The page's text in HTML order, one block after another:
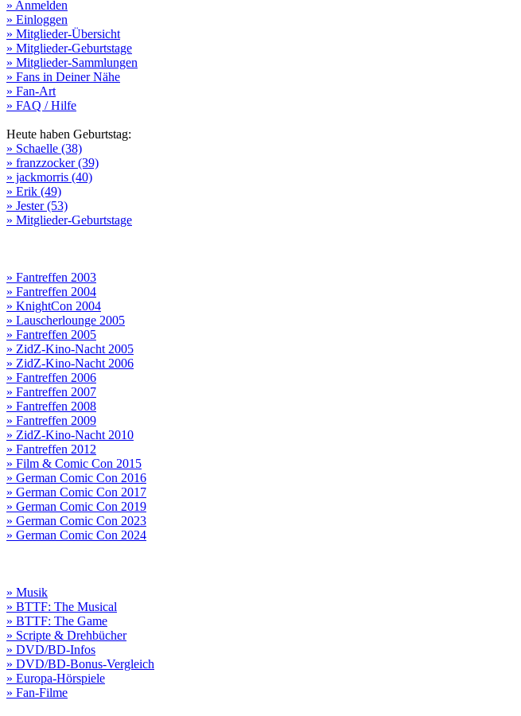
» Anmelden
» Einloggen
» Mitglieder-Übersicht
» Mitglieder-Geburtstage
» Mitglieder-Sammlungen
» Fans in Deiner Nähe
» Fan-Art
» FAQ / Hilfe
Heute haben Geburtstag:
» Schaelle (38)
» franzzocker (39)
» jackmorris (40)
» Erik (49)
» Jester (53)
» Mitglieder-Geburtstage
» Fantreffen 2003
» Fantreffen 2004
» KnightCon 2004
» Lauscherlounge 2005
» Fantreffen 2005
» ZidZ-Kino-Nacht 2005
» ZidZ-Kino-Nacht 2006
» Fantreffen 2006
» Fantreffen 2007
» Fantreffen 2008
» Fantreffen 2009
» ZidZ-Kino-Nacht 2010
» Fantreffen 2012
» Film & Comic Con 2015
» German Comic Con 2016
» German Comic Con 2017
» German Comic Con 2019
» German Comic Con 2023
» German Comic Con 2024
» Musik
» BTTF: The Musical
» BTTF: The Game
» Scripte & Drehbücher
» DVD/BD-Infos
» DVD/BD-Bonus-Vergleich
» Europa-Hörspiele
» Fan-Filme